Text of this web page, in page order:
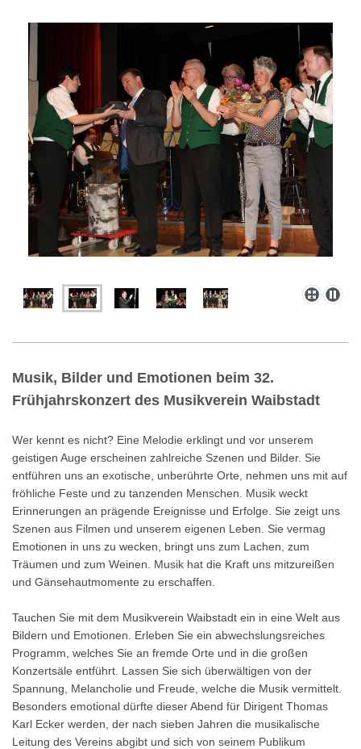
Musik, Bilder und Emotionen beim 32.
Frühjahrskonzert des Musikverein Waibstadt
Wer kennt es nicht? Eine Melodie erklingt und vor unserem
geistigen Auge erscheinen zahlreiche Szenen und Bilder. Sie
entführen uns an exotische, unberührte Orte, nehmen uns mit auf
fröhliche Feste und zu tanzenden Menschen. Musik weckt
Erinnerungen an prägende Ereignisse und Erfolge. Sie zeigt uns
Szenen aus Filmen und unserem eigenen Leben. Sie vermag
Emotionen in uns zu wecken, bringt uns zum Lachen, zum
Träumen und zum Weinen. Musik hat die Kraft uns mitzureißen
und Gänsehautmomente zu erschaffen.
Tauchen Sie mit dem Musikverein Waibstadt ein in eine Welt aus
Bildern und Emotionen. Erleben Sie ein abwechslungsreiches
Programm, welches Sie an fremde Orte und in die großen
Konzertsäle entführt. Lassen Sie sich überwältigen von der
Spannung, Melancholie und Freude, welche die Musik vermittelt.
Besonders emotional dürfte dieser Abend für Dirigent Thomas
Karl Ecker werden, der nach sieben Jahren die musikalische
Leitung des Vereins abgibt und sich von seinem Publikum